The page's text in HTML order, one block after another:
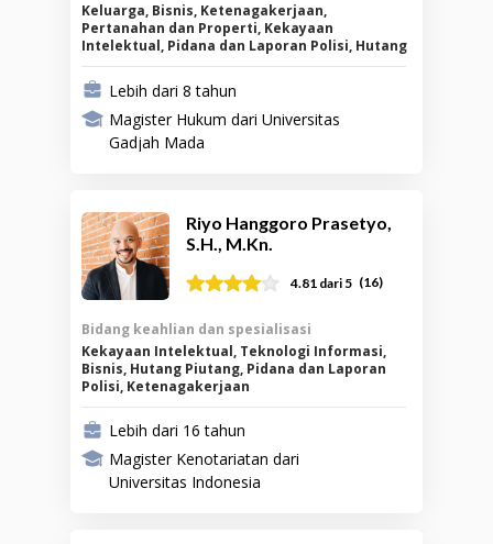
Keluarga, Bisnis, Ketenagakerjaan,
Pertanahan dan Properti, Kekayaan
Intelektual, Pidana dan Laporan Polisi, Hutang
Piutang
Lebih dari 8 tahun
Magister Hukum dari Universitas
Gadjah Mada
Riyo Hanggoro Prasetyo,
S.H., M.Kn.
4.81 dari 5 (16)
Bidang keahlian dan spesialisasi
Kekayaan Intelektual, Teknologi Informasi,
Bisnis, Hutang Piutang, Pidana dan Laporan
Polisi, Ketenagakerjaan
Lebih dari 16 tahun
Magister Kenotariatan dari
Universitas Indonesia